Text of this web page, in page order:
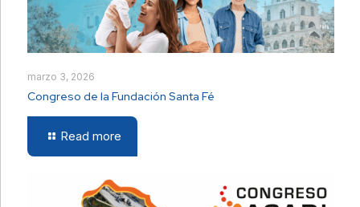
marzo 3, 2026
Congreso de la Fundación Santa Fé
Read more